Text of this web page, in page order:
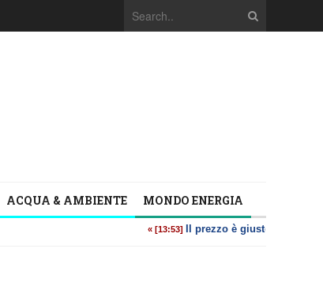
ACQUA & AMBIENTE MONDO ENERGIA